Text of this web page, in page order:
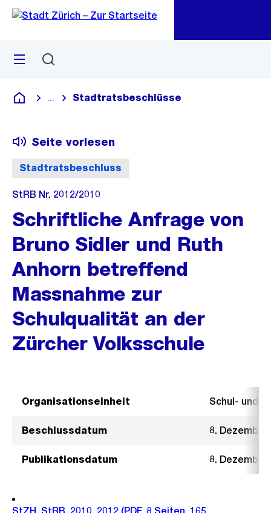
Navigation
Sprunglink
Menü
Deutsch
Blende alle Breadcrumbs ein
Stadtratsbeschlüsse
Stadtratsbeschluss
Seite vorlesen
StRB Nr. 2012/2010
Schriftliche Anfrage von
Bruno Sidler und Ruth
Anhorn betreffend
Massnahme zur
Schulqualität an der
Zürcher Volksschule
Organisationseinheit Schul- und
Beschlussdatum 8. Dezember
Publikationsdatum 8. Dezember